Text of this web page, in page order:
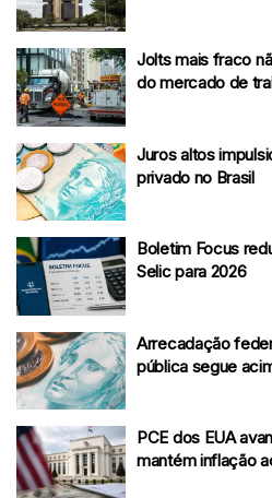
Jolts mais fraco
do mercado de
Juros altos
privado no Brasil
Boletim Focus
Selic para 2026
Arrecadação
pública segue
PCE dos EUA
mantém inflação